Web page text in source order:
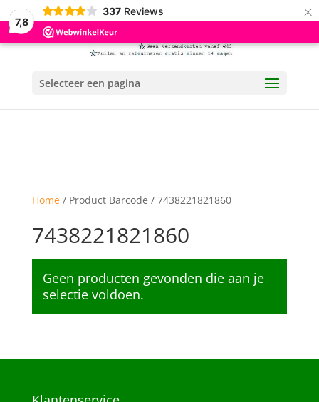
7,8
337 Reviews ×
Selecteer een pagina
Home/ Product Barcode / 7438221821860
7438221821860
Geen producten gevonden die aan je
selectie voldoen.